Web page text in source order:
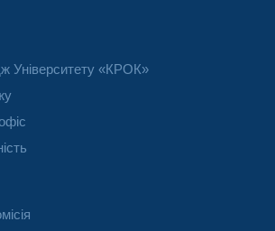
Університету «КРОК»